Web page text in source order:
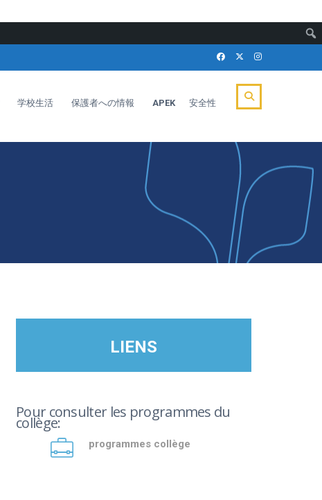
学校生活 保護者への情報 APEK 安全性
LIENS
Pour consulter les programmes du
collège:
programmes collège